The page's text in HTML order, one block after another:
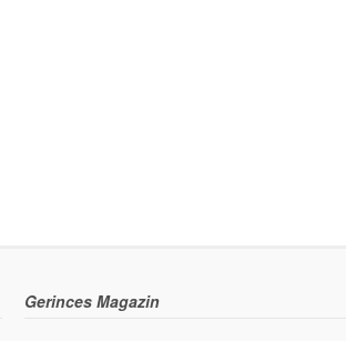
Gerinces Magazin